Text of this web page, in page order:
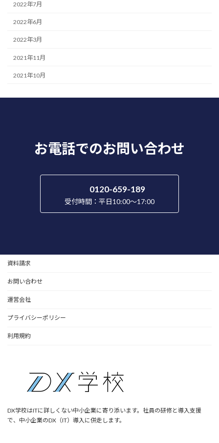
2022年7月
2022年6月
2022年3月
2021年11月
2021年10月
お電話でのお問い合わせ
0120-659-189
受付時間：平日10:00～17:00
資料請求
お問い合わせ
運営会社
プライバシーポリシー
利用規約
DX学校はITに詳しくない中小企業に寄り添います。社員の研修と導入支援
で、中小企業のDX（IT）導入に併走します。